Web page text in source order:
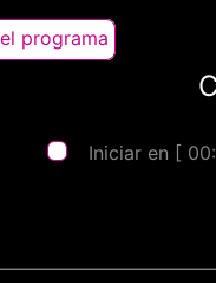
programa
Iniciar en [